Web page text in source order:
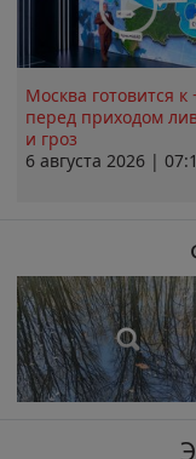
Москва готовится к
перед приходом
и гроз
6 августа 2026 |